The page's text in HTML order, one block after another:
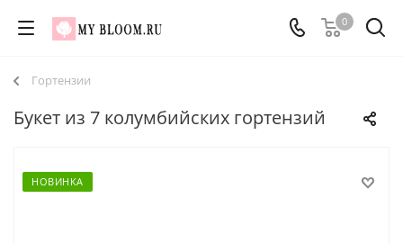
0
Гортензии
Букет из 7 колумбийских гортензий
НОВИНКА